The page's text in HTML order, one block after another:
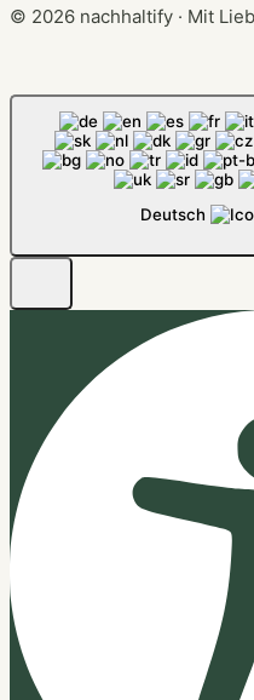
© 2026 nachhaltify · Mit
Deutsch